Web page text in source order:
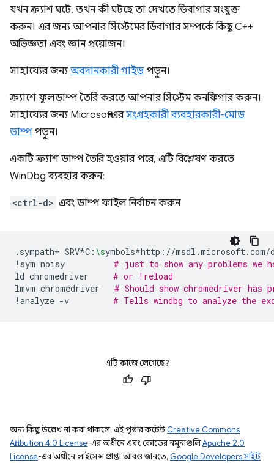
যখন ক্র্যাশ ঘটে, তখন কী ঘটছে তা দেখতে ডিবাগার সংযুক্ত
করুন। এর জন্য আপনার সিস্টেমের ডিবাগার সম্পর্কে কিছু C++
অভিজ্ঞতা এবং জ্ঞান প্রয়োজন।
সাহায্যের জন্য অবদানকারী গাইডপড়ুন।
ক্র্যাশে ফুলডাম্প তৈরি করতে আপনার সিস্টেম কনফিগার করুন।
সাহায্যের জন্য Microsoft-এরসংগ্রহকারী ব্যবহারকারী-মোড
ডাম্পপড়ুন।
একটি ক্র্যাশ ডাম্প তৈরি হওয়ার পরে, এটি বিশ্লেষণ করতে
WinDbg ব্যবহার করুন:
<ctrl-d> এবং ডাম্প ফাইল নির্বাচন করুন
.sympath+ SRV*C: \symbols*http://msdl.microsoft.com/
!sym noisy
# just to show any problems we
ld chromedriver
# or !reload
lmvm chromedriver
# Should show chromedriver has
!analyze -v # Tells windbg to analyze the
এটি কাজে লেগেছে?
অন্য কিছু উল্লেখ না করা থাকলে, এই পৃষ্ঠার কন্টেন্ট Creative Commons
Attribution 4.0 License-এর অধীনে এবং কোডের নমুনাগুলিApache 2.0
License-এর অধীনে লাইসেন্স প্রাপ্ত। আরও জানতে, Google Developers সাইট